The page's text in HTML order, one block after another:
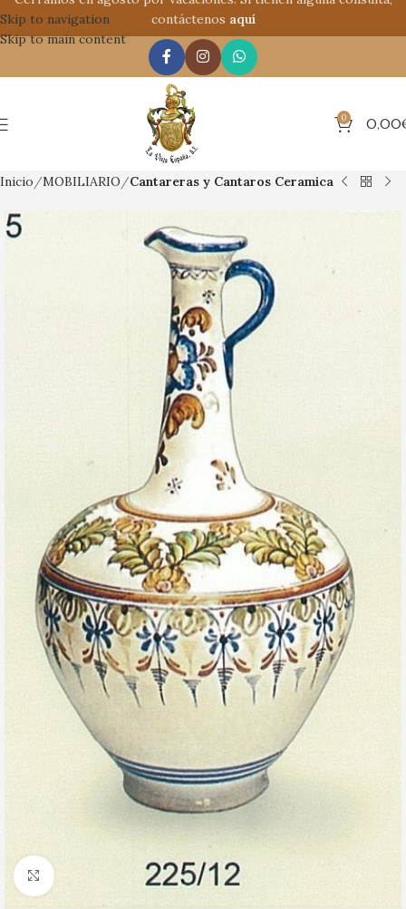
Skip to navigation
Skip to main content
0 0,00
Inicio MOBILIARIO Cantareras y Cantaros Ceramica
Clic para ampliar
contáctenos aquí